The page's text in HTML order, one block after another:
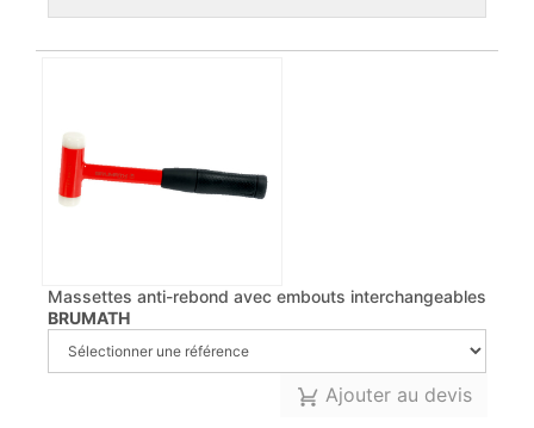
Massettes anti-rebond avec embouts interchangeables
BRUMATH
Ajouter au devis